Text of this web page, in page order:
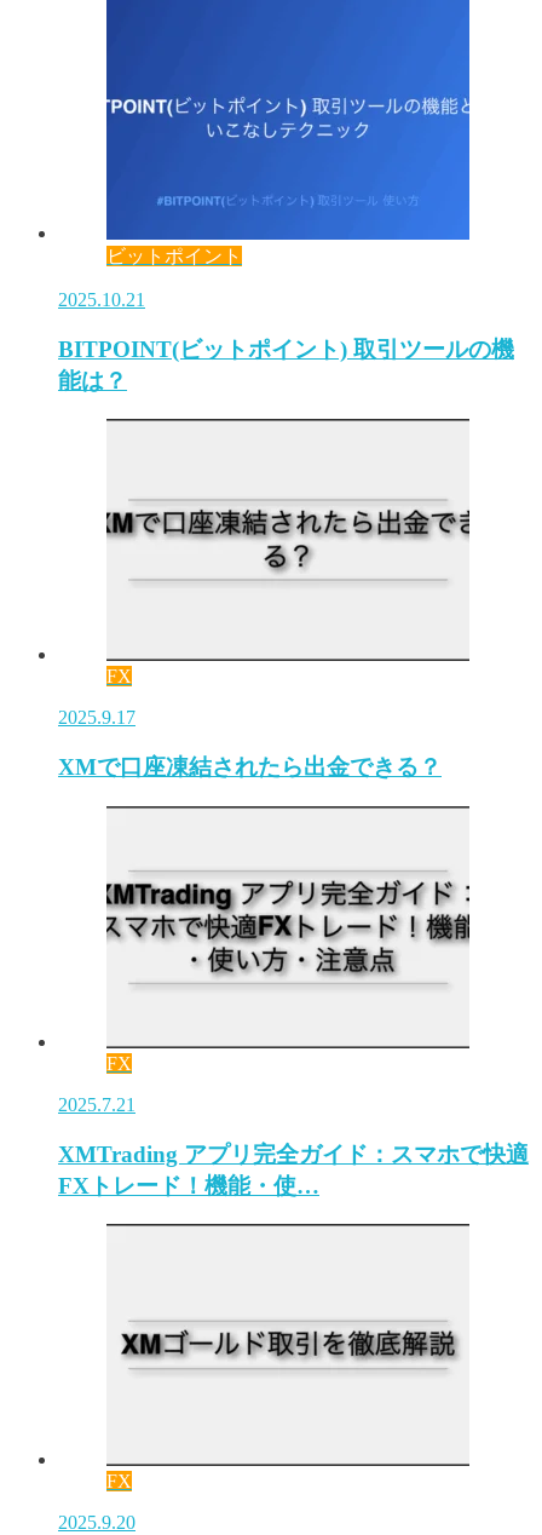
ビットポイント
2025.10.21
BITPOINT(ビットポイント) 取引ツールの機
能は？
FX
2025.9.17
XMで口座凍結されたら出金できる？
FX
2025.7.21
XMTrading アプリ完全ガイド：スマホで快適
FXトレード！機能・使…
FX
2025.9.20